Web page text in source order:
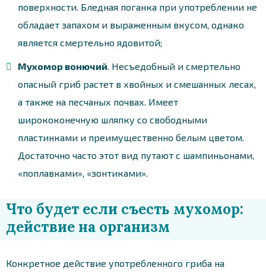
поверхности. Бледная поганка при употреблении не
обладает запахом и выраженным вкусом, однако
является смертельно ядовитой;
Мухомор вонючий . Несъедобный и смертельно
опасный гриб растет в хвойных и смешанных лесах,
а также на песчаных почвах. Имеет
ширококонечную шляпку со свободными
пластинками и преимущественно белым цветом.
Достаточно часто этот вид путают с шампиньонами,
«поплавками», «зонтиками».
Что будет если съесть мухомор:
действие на организм
Конкретное действие употребленного гриба на